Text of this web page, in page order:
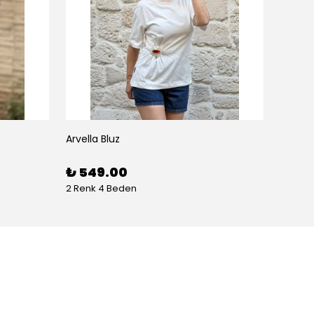
Arvella Bluz
₺ 549.00
2 Renk 4 Beden